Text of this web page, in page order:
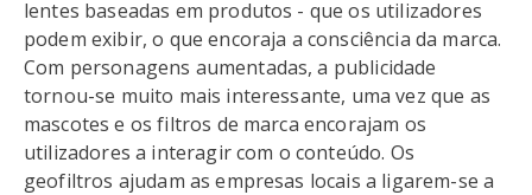
lentes baseadas em produtos - que os utilizadores
podem exibir, o que encoraja a consciência da marca.
Com personagens aumentadas, a publicidade
tornou-se muito mais interessante, uma vez que as
mascotes e os filtros de marca encorajam os
utilizadores a interagir com o conteúdo. Os
geofiltros ajudam as empresas locais a ligarem-se a